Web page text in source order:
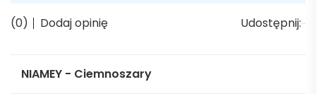
(0) Dodaj opinię Udostępnij:
NIAMEY - Ciemnoszary